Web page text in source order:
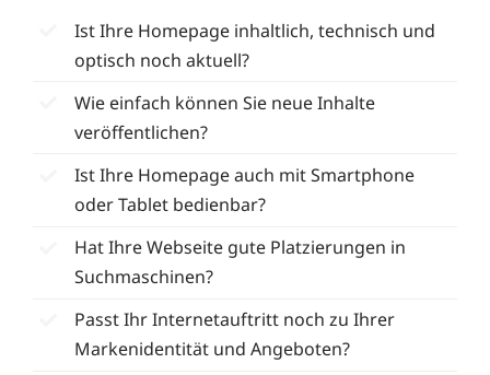
Ist Ihre Homepage inhaltlich, technisch und
optisch noch aktuell?
Wie einfach können Sie neue Inhalte
veröffentlichen?
Ist Ihre Homepage auch mit Smartphone
oder Tablet bedienbar?
Hat Ihre Webseite gute Platzierungen in
Suchmaschinen?
Passt Ihr Internetauftritt noch zu Ihrer
Markenidentität und Angeboten?